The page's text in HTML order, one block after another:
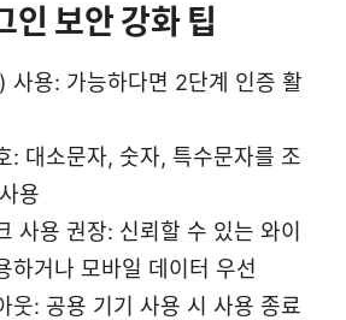
보안 강화 팁
사용: 가능하다면 2단계 인증 활
: 대소문자, 숫자, 특수문자를 조
용
사용 권장: 신뢰할 수 있는 와이
하거나 모바일 데이터 우선
웃: 공용 기기 사용 시 사용 종료